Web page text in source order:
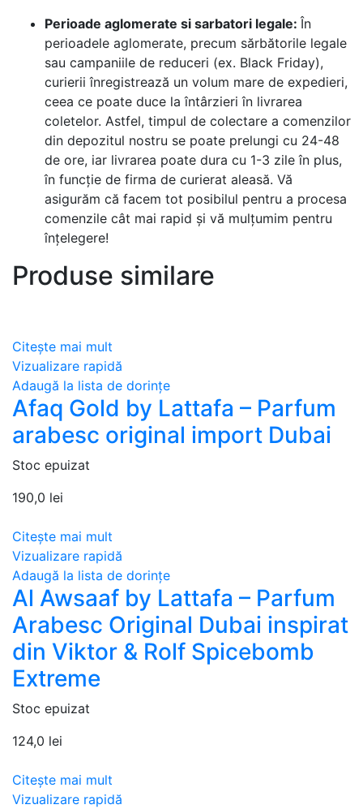
Perioade aglomerate si sarbatori legale: În
perioadele aglomerate, precum sărbătorile legale
sau campaniile de reduceri (ex. Black Friday),
curierii înregistrează un volum mare de expedieri,
ceea ce poate duce la întârzieri în livrarea
coletelor. Astfel, timpul de colectare a comenzilor
din depozitul nostru se poate prelungi cu 24-48
de ore, iar livrarea poate dura cu 1-3 zile în plus,
în funcție de firma de curierat aleasă. Vă
asigurăm că facem tot posibilul pentru a procesa
comenzile cât mai rapid și vă mulțumim pentru
înțelegere!
Produse similare
Citește mai mult
Vizualizare rapidă
Adaugă la lista de dorințe
Afaq Gold by Lattafa – Parfum
arabesc original import Dubai
Stoc epuizat
190,0 lei
Citește mai mult
Vizualizare rapidă
Adaugă la lista de dorințe
Al Awsaaf by Lattafa – Parfum
Arabesc Original Dubai inspirat
din Viktor & Rolf Spicebomb
Extreme
Stoc epuizat
124,0 lei
Citește mai mult
Vizualizare rapidă